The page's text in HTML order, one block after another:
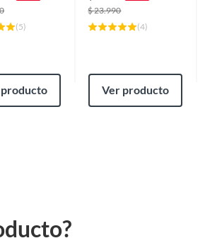
(5)
$23.990
(4)
Ver producto